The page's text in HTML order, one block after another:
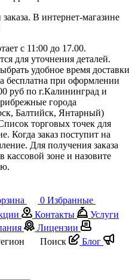
В интернет-магазине
с 11:00 до 17.00.
для уточнения деталей.
удобное время доставки
бесплатна при оформлении
руб по г.Калининград и
города
Балтийск, Янтарный)
торговых точек для
Когда заказ поступит на
Для получения заказа
кассовой зоне и назовите
0 Избранные
Контакты
Услуги
Лицензии
Поиск
Блог